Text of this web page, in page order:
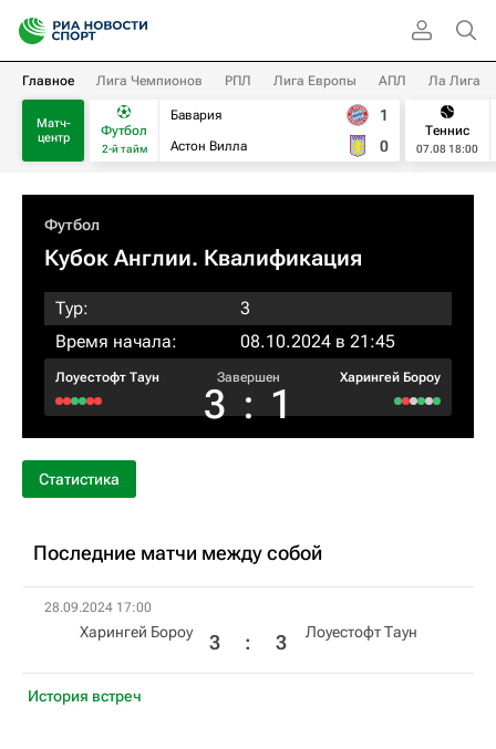
Главное Лига Чемпионов РПЛ Лига Европы АПЛ Ла Лига
Матч-
центр
Футбол
2-й тайм
Бавария
Астон Вилла
1
0
Теннис
07.08 18:00
Футбол
Кубок Англии. Квалификация
Тур:
3
Время начала:
08.10.2024 в 21:45
Лоуестофт Таун Завершен
3 : 1
Харингей Бороу
Статистика
Последние матчи между собой
28.09.2024 17:00
Харингей Бороу 3 : 3 Лоуестофт Таун
История встреч